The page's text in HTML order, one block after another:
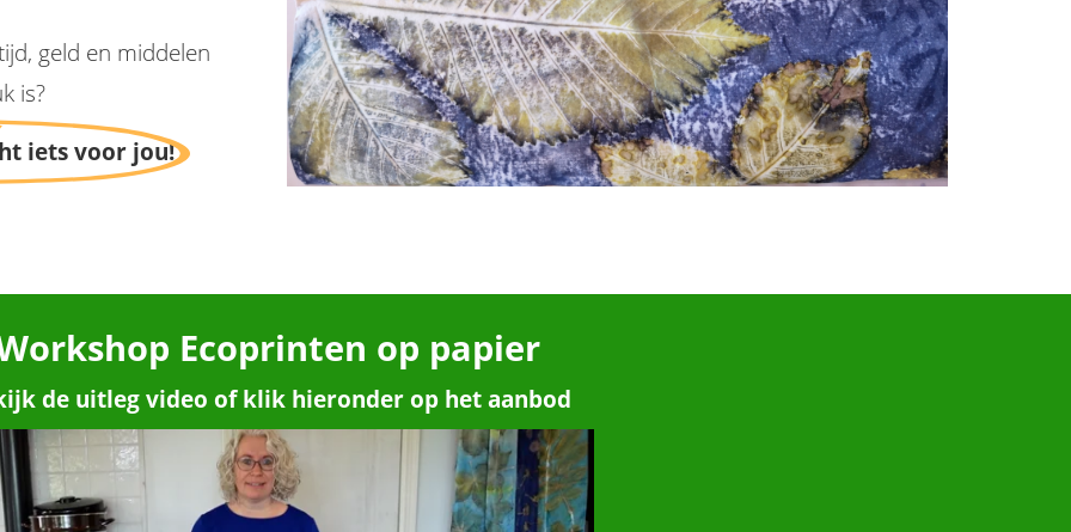
geld en middelen
is?
iets voor jou!
Ecoprinten op papier
de uitleg video of klik hieronder op het aanbod